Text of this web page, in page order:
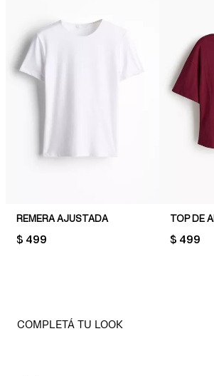
REMERA AJUSTADA
PRICE:
$ 499 PRICE:
$ 499
COMPLETÁ TU LOOK